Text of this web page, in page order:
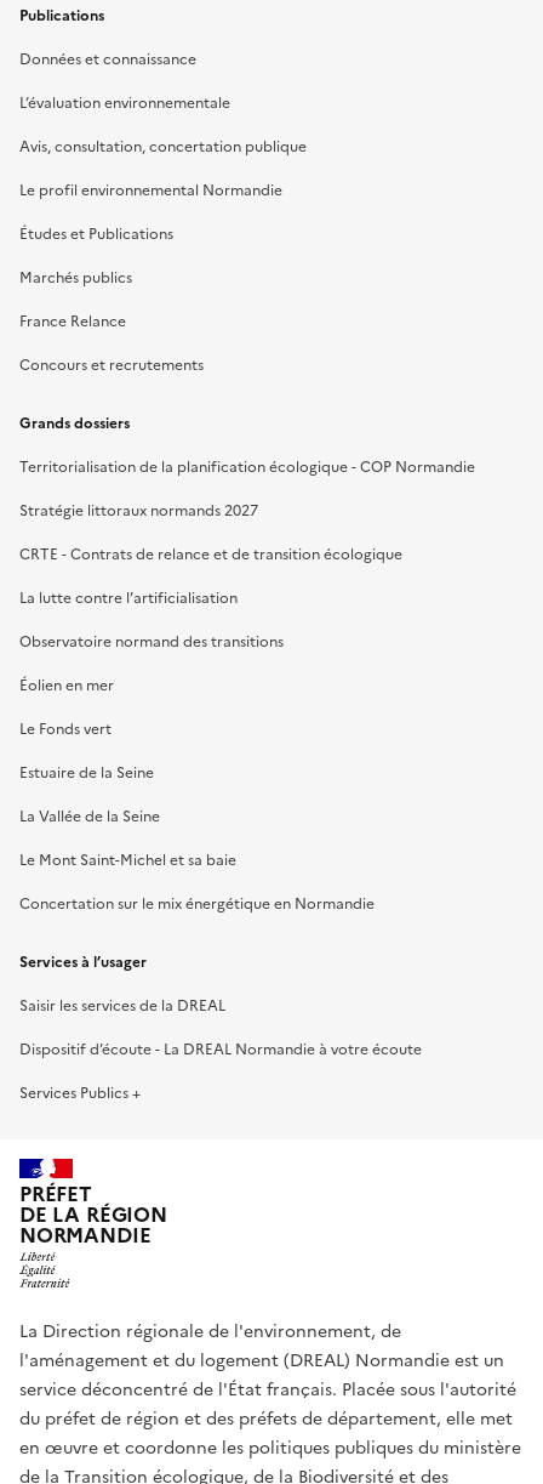
Publications
Données et connaissance
L’évaluation environnementale
Avis, consultation, concertation publique
Le profil environnemental Normandie
Études et Publications
Marchés publics
France Relance
Concours et recrutements
Grands dossiers
Territorialisation de la planification écologique - COP Normandie
Stratégie littoraux normands 2027
CRTE - Contrats de relance et de transition écologique
La lutte contre l’artificialisation
Observatoire normand des transitions
Éolien en mer
Le Fonds vert
Estuaire de la Seine
La Vallée de la Seine
Le Mont Saint-Michel et sa baie
Concertation sur le mix énergétique en Normandie
Services à l’usager
Saisir les services de la DREAL
Dispositif d’écoute - La DREAL Normandie à votre écoute
Services Publics +
PRÉFET
DE LA RÉGION
NORMANDIE
La Direction régionale de l'environnement, de
l'aménagement et du logement (DREAL) Normandie est un
service déconcentré de l'État français. Placée sous l'autorité
du préfet de région et des préfets de département, elle met
en œuvre et coordonne les politiques publiques du ministère
de la Transition écologique, de la Biodiversité et des